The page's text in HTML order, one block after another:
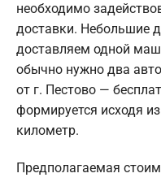
необходимо
доставки. Небольшие
доставляем одной
обычно нужно два
от г. Пестово —
формируется исходя
километр.
Предполагаемая